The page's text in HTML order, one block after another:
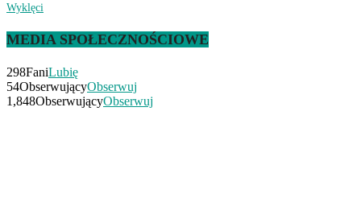
Wyklęci
MEDIA SPOŁECZNOŚCIOWE
298FaniLubię
54ObserwującyObserwuj
1,848ObserwującyObserwuj